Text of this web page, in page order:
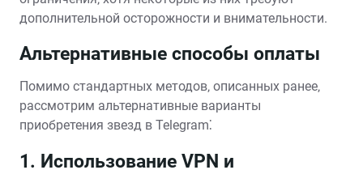
дополнительной осторожности и внимательности.
Альтернативные способы оплаты
Помимо стандартных методов‚ описанных ранее‚
рассмотрим альтернативные варианты
приобретения звезд в Telegram⁚
1. Использование VPN и